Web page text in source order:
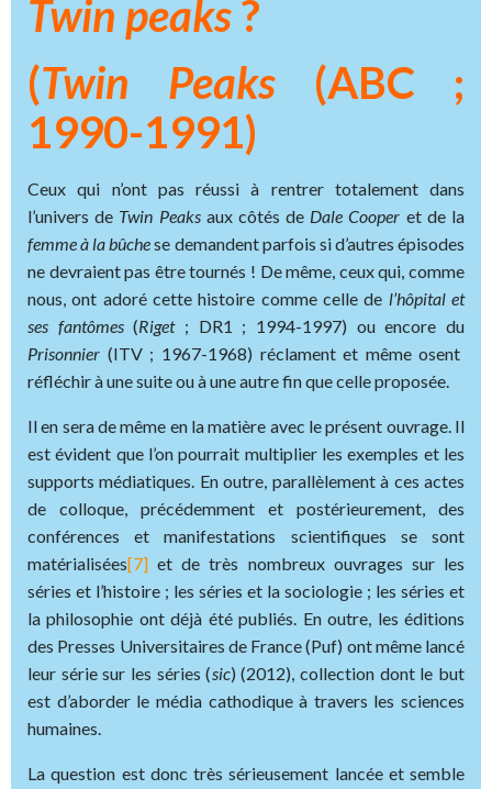
Twin peaks?
(Twin Peaks (ABC ;
1990-1991)
Ceux qui n’ont pas réussi à rentrer totalement dans
l’univers de Twin Peaksaux côtés de Dale Cooper et de la
femme à la bûchese demandent parfois si d’autres épisodes
ne devraient pas être tournés ! De même, ceux qui, comme
nous, ont adoré cette histoire comme celle de l’hôpital et
ses fantômes(Riget ; DR1 ; 1994-1997) ou encore du
Prisonnier (ITV ; 1967-1968) réclament et même osent
réfléchir à une suite ou à une autre fin que celle proposée.
Il en sera de même en la matière avec le présent ouvrage. Il
est évident que l’on pourrait multiplier les exemples et les
supports médiatiques. En outre, parallèlement à ces actes
de colloque, précédemment et postérieurement, des
conférences et manifestations scientifiques se sont
matérialisées[7] et de très nombreux ouvrages sur les
séries et l’histoire ; les séries et la sociologie ; les séries et
la philosophie ont déjà été publiés. En outre, les éditions
des Presses Universitaires de France (Puf) ont même lancé
leur série sur les séries (sic) (2012), collection dont le but
est d’aborder le média cathodique à travers les sciences
humaines.
La question est donc très sérieusement lancée et semble